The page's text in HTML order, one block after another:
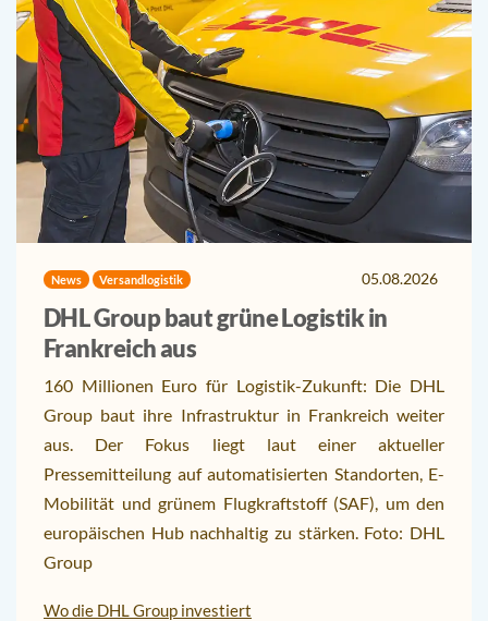
News Versandlogistik 05.08.2026
DHL Group baut grüne Logistik in
Frankreich aus
160 Millionen Euro für Logistik-Zukunft: Die DHL
Group baut ihre Infrastruktur in Frankreich weiter
aus. Der Fokus liegt laut einer aktueller
Pressemitteilung auf automatisierten Standorten, E-
Mobilität und grünem Flugkraftstoff (SAF), um den
europäischen Hub nachhaltig zu stärken. Foto: DHL
Group
Wo die DHL Group investiert